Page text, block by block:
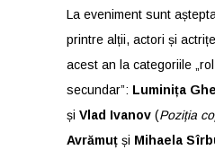
La eveniment sunt
printre alții, actori și
acest an la categoriile „rol
secundar”: Luminița
și Vlad Ivanov (Poziția
Avrămuț și Mihaela